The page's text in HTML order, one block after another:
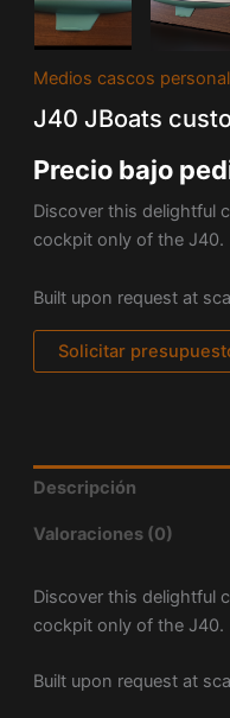
Medios cascos
J40 JBoats
Precio bajo
Discover this delightful
cockpit only of the J40.
Built upon request at
Solicitar
Descripción
Valoraciones (0)
Discover this delightful
cockpit only of the J40.
Built upon request at